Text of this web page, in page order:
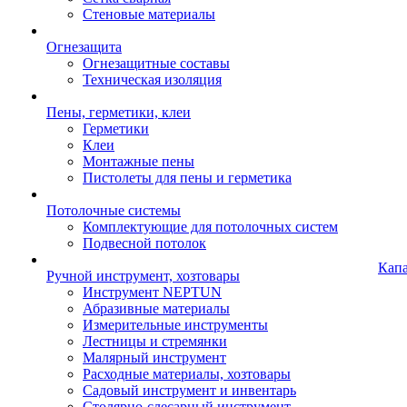
Стеновые материалы
Огнезащита
Огнезащитные составы
Техническая изоляция
Пены, герметики, клеи
Герметики
Клеи
Монтажные пены
Пистолеты для пены и герметика
Потолочные системы
Комплектующие для потолочных систем
Подвесной потолок
Ручной инструмент, хозтовары
Инструмент NEPTUN
Абразивные материалы
Измерительные инструменты
Лестницы и стремянки
Малярный инструмент
Расходные материалы, хозтовары
Садовый инструмент и инвентарь